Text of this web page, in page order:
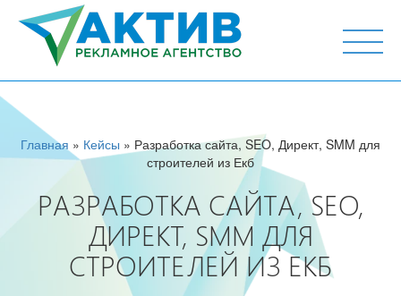
г. Тюмень, ул. М.Горького 44, офис 204
Главная » Кейсы » Разработка сайта, SEO, Директ, SMM для
строителей из Екб
РАЗРАБОТКА САЙТА, SEO,
ДИРЕКТ, SMM ДЛЯ
СТРОИТЕЛЕЙ ИЗ ЕКБ